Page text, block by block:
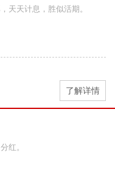
天天计息，胜似活期。
了解详情
红。